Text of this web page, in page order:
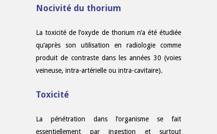
Nocivité du thorium
La toxicité de l’oxyde de thorium n’a été étudiée
qu’après son utilisation en radiologie comme
produit de contraste dans les années 30 (voies
veineuse, intra-artérielle ou intra-cavitaire).
Toxicité
La pénétration dans l’organisme se fait
essentiellement par ingestion et surtout